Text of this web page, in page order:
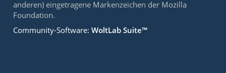
anderen) eingetragene Markenzeichen der Mozilla
Foundation.
Community-Software:WoltLab Suite™